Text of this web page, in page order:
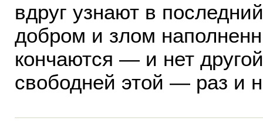
вдруг узнают в
добром и злом
кончаются — и нет
свободней этой — раз и